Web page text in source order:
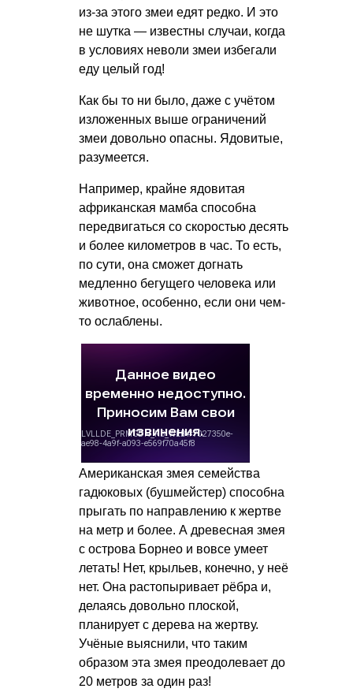
из-за этого змеи едят редко. И это
не шутка — известны случаи, когда
в условиях неволи змеи избегали
еду целый год!
Как бы то ни было, даже с учётом
изложенных выше ограничений
змеи довольно опасны. Ядовитые,
разумеется.
Например, крайне ядовитая
африканская мамба способна
передвигаться со скоростью десять
и более километров в час. То есть,
по сути, она сможет догнать
медленно бегущего человека или
животное, особенно, если они чем-
то ослаблены.
Американская змея семейства
гадюковых (бушмейстер) способна
прыгать по направлению к жертве
на метр и более. А древесная змея
с острова Борнео и вовсе умеет
летать! Нет, крыльев, конечно, у неё
нет. Она растопыривает рёбра и,
делаясь довольно плоской,
планирует с дерева на жертву.
Учёные выяснили, что таким
образом эта змея преодолевает до
20 метров за один раз!